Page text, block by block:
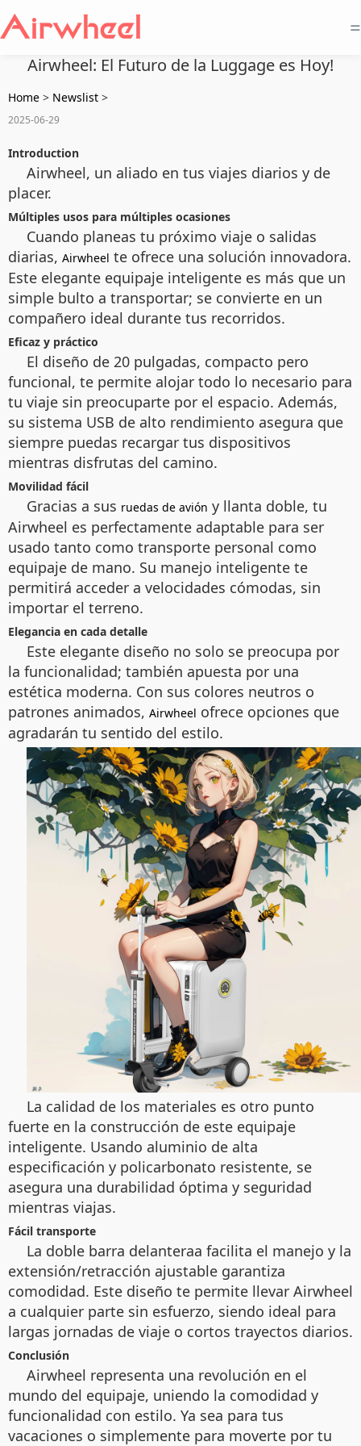
=
Airwheel: El Futuro de la Luggage es Hoy!
Home > Newslist >
2025-06-29
Introduction
Airwheel, un aliado en tus viajes diarios y de
placer.
Múltiples usos para múltiples ocasiones
Cuando planeas tu próximo viaje o salidas
diarias, Airwheel te ofrece una solución innovadora.
Este elegante equipaje inteligente es más que un
simple bulto a transportar; se convierte en un
compañero ideal durante tus recorridos.
Eficaz y práctico
El diseño de 20 pulgadas, compacto pero
funcional, te permite alojar todo lo necesario para
tu viaje sin preocuparte por el espacio. Además,
su sistema USB de alto rendimiento asegura que
siempre puedas recargar tus dispositivos
mientras disfrutas del camino.
Movilidad fácil
Gracias a sus ruedas de avión y llanta doble, tu
Airwheel es perfectamente adaptable para ser
usado tanto como transporte personal como
equipaje de mano. Su manejo inteligente te
permitirá acceder a velocidades cómodas, sin
importar el terreno.
Elegancia en cada detalle
Este elegante diseño no solo se preocupa por
la funcionalidad; también apuesta por una
estética moderna. Con sus colores neutros o
patrones animados, Airwheel ofrece opciones que
agradarán tu sentido del estilo.
La calidad de los materiales es otro punto
fuerte en la construcción de este equipaje
inteligente. Usando aluminio de alta
especificación y policarbonato resistente, se
asegura una durabilidad óptima y seguridad
mientras viajas.
Fácil transporte
La doble barra delanteraa facilita el manejo y la
extensión/retracción ajustable garantiza
comodidad. Este diseño te permite llevar Airwheel
a cualquier parte sin esfuerzo, siendo ideal para
largas jornadas de viaje o cortos trayectos diarios.
Conclusión
Airwheel representa una revolución en el
mundo del equipaje, uniendo la comodidad y
funcionalidad con estilo. Ya sea para tus
vacaciones o simplemente para moverte por tu